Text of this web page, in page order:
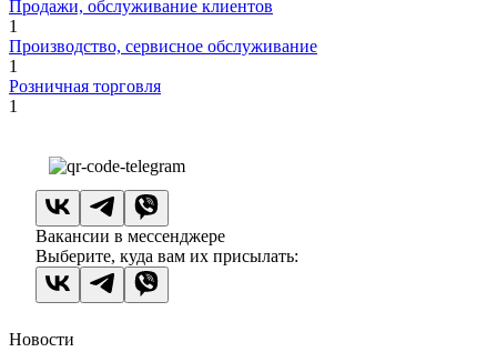
Продажи, обслуживание клиентов
1
Производство, сервисное обслуживание
1
Розничная торговля
1
Вакансии в мессенджере
Выберите, куда вам их присылать:
Новости